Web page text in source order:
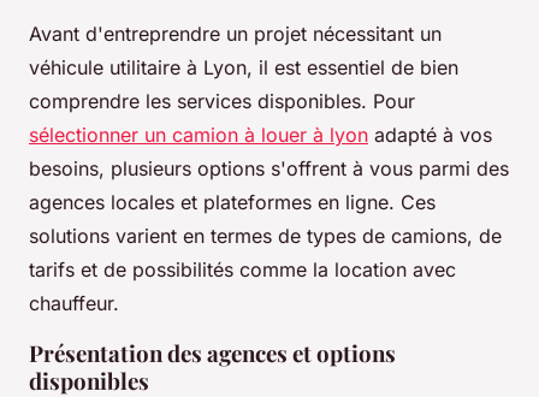
Avant d'entreprendre un projet nécessitant un
véhicule utilitaire à Lyon, il est essentiel de bien
comprendre les services disponibles. Pour
sélectionner un camion à louer à lyon adapté à vos
besoins, plusieurs options s'offrent à vous parmi des
agences locales et plateformes en ligne. Ces
solutions varient en termes de types de camions, de
tarifs et de possibilités comme la location avec
chauffeur.
Présentation des agences et options
disponibles